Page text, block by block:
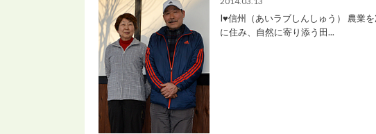
I♥信州（あいラブしんしゅう） 農業
に住み、自然に寄り添う田...